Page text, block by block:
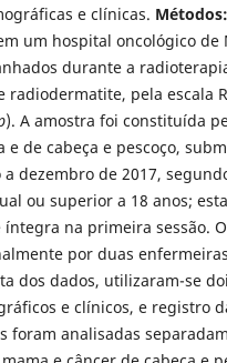
e clínicas. Métodos:
um hospital oncológico de
durante a
pela escala
). A amostra foi constituída
de cabeça e pescoço,
dezembro de 2017,
ou superior a 18 anos;
na primeira sessão.
por duas
dos dados, utilizaram-se
e clínicos, e registro
foram analisadas